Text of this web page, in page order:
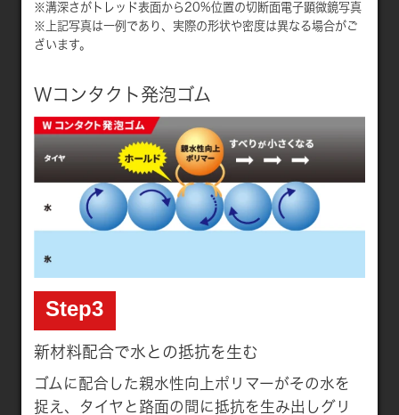
※溝深さがトレッド表面から20%位置の切断面電子顕微鏡写真
※上記写真は一例であり、実際の形状や密度は異なる場合がご
ざいます。
Wコンタクト発泡ゴム
Step3
新材料配合で水との抵抗を生む
ゴムに配合した親水性向上ポリマーがその水を
捉え、タイヤと路面の間に抵抗を生み出しグリ